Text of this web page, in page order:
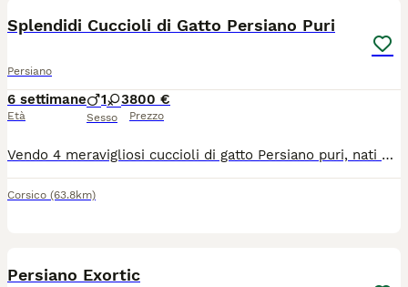
Splendidi Cuccioli di Gatto Persiano Puri
Persiano
6 settimane
Età
1 3
Sesso
800 €
Prezzo
Vendo 4 meravigliosi cuccioli di gatto Persiano puri, nati e cresciuti in casa con tantissimo amore. I gattini hanno attualmente 35 giorni e sono estremamente affettuosi, coccoloni e dolci, amano il contatto umano, sono socievoli e stanno già imparando ad usare la lettiera e il tiragraffi.La cucciolata è composta da quattro splendide meraviglie:2 Cuccioli Bianchi Candidi, veri e propri batuffoli di pelo soffice e vellutato.1 Cucciolo Scuro (Black Tortie / Tartarugato) dall'aspetto unico e affascinante.1 Cucciolo Tabby Dorato (Golden Tabby) con sfumature calde e uno sguardo magnetico.Nota Importante:Età e Consegna: I cuccioli saranno pronti per la consegna solo al compimento dei 60 giorni (tra circa 25 giorni), come previsto dalle leggi italiane.Salute e Veterinario: I cuccioli non hanno ancora effettuato visite o vaccini. Abbiamo preferito lasciare questo passaggio al futuro proprietario, così che possa portarli fin da subito dal proprio veterinario di fiducia per iniziare il percorso che preferisce.Prezzo:800€ (Prezzo leggermente trattabile).Per bloccare o prenotare un cucciolo, o per ulteriori informazioni, foto e video, non esitate a contattarmi.
Corsico (63.8km)
Persiano Exortic